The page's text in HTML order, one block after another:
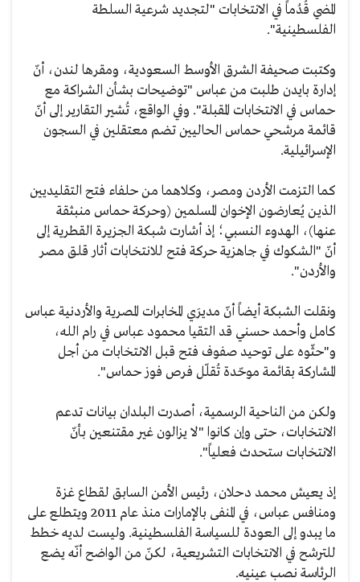
المضي قُدُماً في الانتخابات "لتجديد شرعية السلطة
الفلسطينية".
وكتبت صحيفة الشرق الأوسط السعودية، ومقرها لندن، أنّ
إدارة بايدن طلبت من عباس "توضيحات بشأن الشراكة مع
حماس في الانتخابات المقبلة". وفي الواقع، تُشير التقارير إلى أنّ
قائمة مرشحي حماس الحاليين تضم معتقلين في السجون
الإسرائيلية.
كما التزمت الأردن ومصر، وكلاهما من حلفاء فتح التقليديين
الذين يُعارضون الإخوان المسلمين (وحركة حماس منبثقة
عنها)، الهدوء النسبي؛ إذ أشارت شبكة الجزيرة القطرية إلى
أنّ "الشكوك في جاهزية حركة فتح للانتخابات أثار قلق مصر
والأردن".
ونقلت الشبكة أيضاً أنّ مديرَي المخابرات المصرية والأردنية عباس
كامل وأحمد حسني قد التقيا محمود عباس في رام الله،
و"حثّوه على توحيد صفوف فتح قبل الانتخابات من أجل
المشاركة بقائمة موحّدة تُقلّل فرص فوز حماس".
ولكن من الناحية الرسمية، أصدرت البلدان بيانات تدعم
الانتخابات، حتى وإن كانوا "لا يزالون غير مقتنعين بأنّ
الانتخابات ستحدث فعلياً".
إذ يعيش محمد دحلان، رئيس الأمن السابق لقطاع غزة
ومنافس عباس، في المنفى بالإمارات منذ عام 2011 ويتطلع على
ما يبدو إلى العودة للسياسة الفلسطينية. وليست لديه خطط
للترشح في الانتخابات التشريعية، لكنّ من الواضح أنّه يضع
الرئاسة نصب عينيه.